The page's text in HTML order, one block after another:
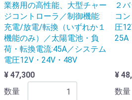
業務用の高性能、大型チャー
ジコントローラ／制御機能:
充電/放電/転換（いずれか１
機能のみ）／太陽電池・負
荷・転換電流:45A／システム
電圧12V・24V・48V
¥ 47,300
数量
２
コ
圧
25A
¥
数量